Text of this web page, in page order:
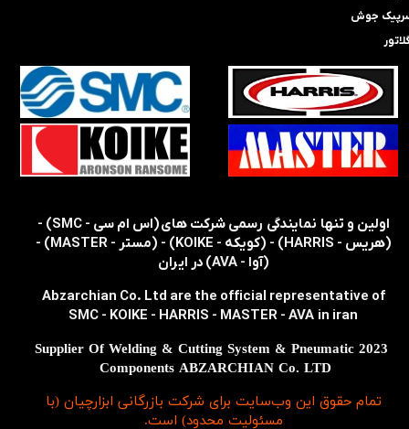
جوش
تمام حقوق اين وب‌سايت برای شرکت بازرگانی ابزارچیان (با
مسئولیت محدود) است.
2023 Supplier Of Welding & Cutting System & Pneumatic
Components ABZARCHIAN Co. LTD
​​اولین و تنها نمایندگی رسمی شرکت های (اس ام سی - SMC) -
(هریس - HARRIS) - (کویکه - KOIKE) - (مستر - MASTER) -
(آوا - AVA) در ایران
Abzarchian Co. Ltd are the official representative of
SMC - KOIKE - HARRIS - MASTER - AVA in iran